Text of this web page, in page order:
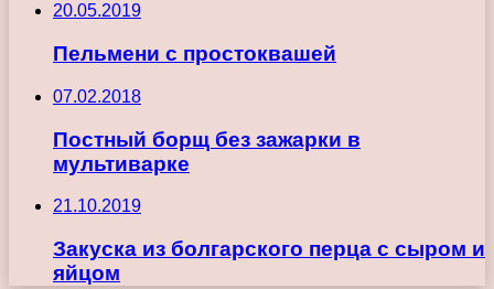
20.05.2019
Пельмени с простоквашей
07.02.2018
Постный борщ без зажарки в
мультиварке
21.10.2019
Закуска из болгарского перца с сыром и
яйцом